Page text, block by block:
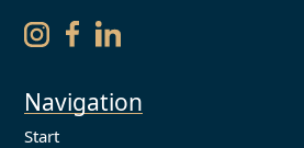
Navigation
Start